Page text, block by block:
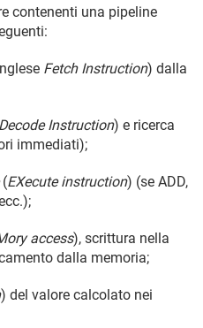
contenenti una pipeline
Fetch Instruction) dalla
Decode Instruction) e ricerca
immediati);
(EXecute instruction) (se ADD,
access), scrittura nella
dalla memoria;
) del valore calcolato nei